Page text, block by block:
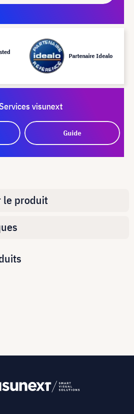
Partenaire Idealo
visunext
Guide
le produit